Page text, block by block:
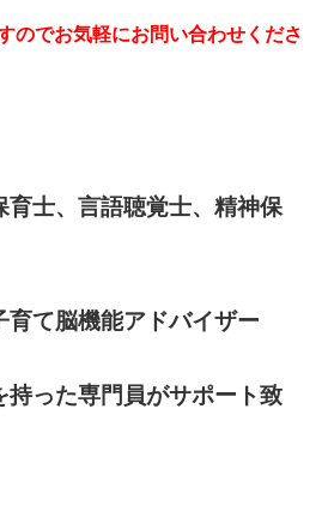
のでお気軽にお問い合わせくださ
育士、言語聴覚士、精神保
育て脳機能アドバイザー
持った専門員がサポート致